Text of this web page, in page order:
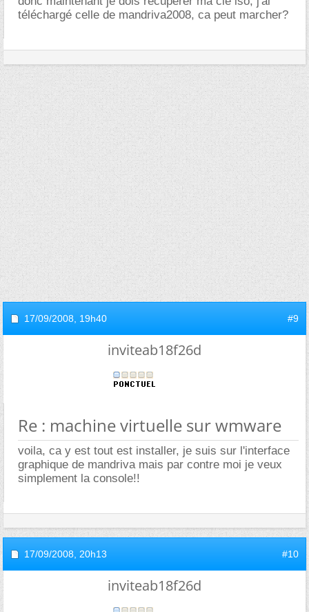
téléchargé celle de mandriva2008, ca peut marcher?
17/09/2008, 19h40 #9
inviteab18f26d
Re : machine virtuelle sur wmware
voila, ca y est tout est installer, je suis sur l'interface
graphique de mandriva mais par contre moi je veux
simplement la console!!
17/09/2008, 20h13 #10
inviteab18f26d